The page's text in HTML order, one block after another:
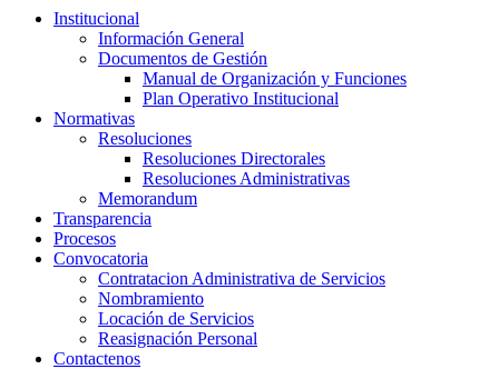
Institucional
Información General
Documentos de Gestión
Manual de Organización y Funciones
Plan Operativo Institucional
Normativas
Resoluciones
Resoluciones Directorales
Resoluciones Administrativas
Memorandum
Transparencia
Procesos
Convocatoria
Contratacion Administrativa de Servicios
Nombramiento
Locación de Servicios
Reasignación Personal
Contactenos